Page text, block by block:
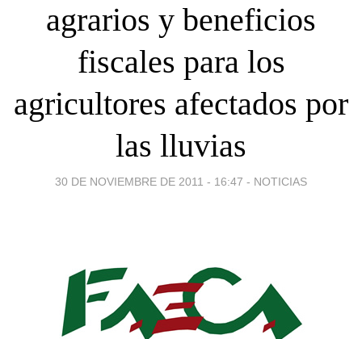
agrarios y beneficios
fiscales para los
agricultores afectados por
las lluvias
30 DE NOVIEMBRE DE 2011 - 16:47 - NOTICIAS